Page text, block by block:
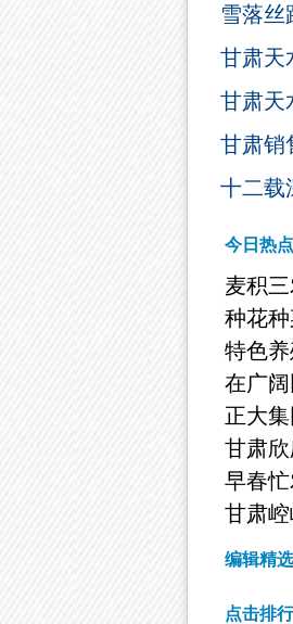
雪落
甘肃天
甘肃天
甘肃销
十二载
今日热
麦积
种花
特色
在广
正大
甘肃
早春
甘肃
编辑精选
点击排行